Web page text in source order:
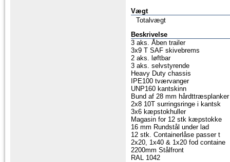
Vægt
Totalvægt
Beskrivelse
3 aks. Åben trailer
3x9 T SAF skivebrems
2 aks. løftbar
3 aks. selvstyrende
Heavy Duty chassis
IPE100 tværvanger
UNP160 kantskinn
Bund af 28 mm hårdttræsplanker
2x8 10T surringsringe i kantsk
3x6 kæpstokhuller
Magasin for 12 stk kæpstokke
16 mm Rundstål under lad
12 stk. Containerlåse passer t
2x20, 1x40 & 1x20 fod containe
2200mm Stålfront
RAL 1042